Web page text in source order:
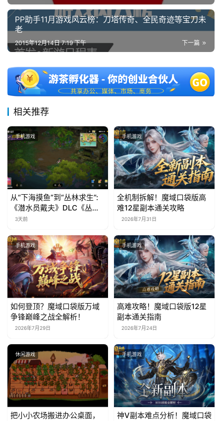
PP助手11月游戏风云榜：刀塔传奇、全民奇迹等宝刀未
老
下一篇
2015年12月14日 7:19 下午
相关推荐
手机游戏
从“下海摸鱼”到“丛林求生”:
《潜水员戴夫》DLC《丛
林》移动端定档8月14日
3天前
手机游戏
全机制拆解！魔域口袋版高
难12星副本通关攻略
2026年7月31日
手机游戏
如何登顶？魔域口袋版万域
争锋巅峰之战全解析！
2026年7月29日
手机游戏
高难攻略！魔域口袋版12星
副本通关指南
2026年7月24日
休闲游戏
把小小农场搬进办公桌面，
手机游戏
神V副本难点分析！魔域口袋